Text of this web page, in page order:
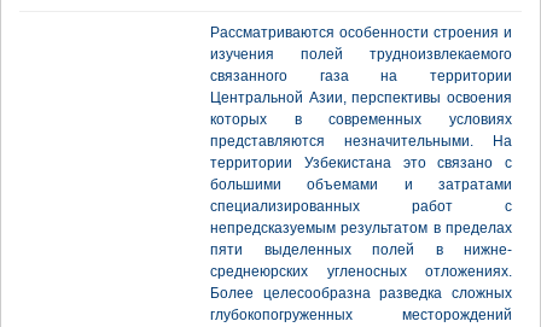
Рассматриваются особенности строения и
изучения полей трудноизвлекаемого
связанного газа на территории
Центральной Азии, перспективы освоения
которых в современных условиях
представляются незначительными. На
территории Узбекистана это связано с
большими объемами и затратами
специализированных работ с
непредсказуемым результатом в пределах
пяти выделенных полей в нижне-
среднеюрских угленосных отложениях.
Более целесообразна разведка сложных
глубокопогруженных месторождений